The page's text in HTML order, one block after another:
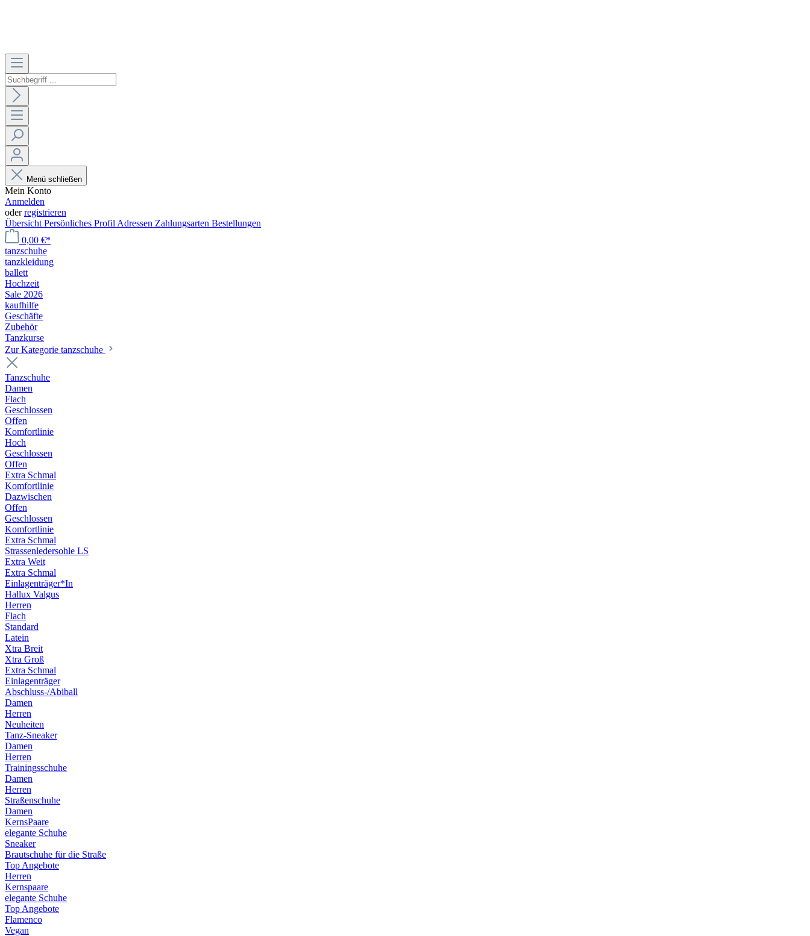
Menü schließen
Mein Konto
Anmelden
oderregistrieren
Übersicht Persönliches Profil Adressen Zahlungsarten Bestellungen
0,00 €*
tanzschuhe
tanzkleidung
ballett
Hochzeit
Sale 2026
kaufhilfe
Geschäfte
Zubehör
Tanzkurse
Zur Kategorie tanzschuhe
Tanzschuhe
Damen
Flach
Geschlossen
Offen
Komfortlinie
Hoch
Geschlossen
Offen
Extra Schmal
Komfortlinie
Dazwischen
Offen
Geschlossen
Komfortlinie
Extra Schmal
Strassenledersohle LS
Extra Weit
Extra Schmal
Einlagenträger*In
Hallux Valgus
Herren
Flach
Standard
Latein
Xtra Breit
Xtra Groß
Extra Schmal
Einlagenträger
Abschluss-/Abiball
Damen
Herren
Neuheiten
Tanz-Sneaker
Damen
Herren
Trainingsschuhe
Damen
Herren
Straßenschuhe
Damen
KernsPaare
elegante Schuhe
Sneaker
Brautschuhe für die Straße
Top Angebote
Herren
Kernspaare
elegante Schuhe
Top Angebote
Flamenco
Vegan